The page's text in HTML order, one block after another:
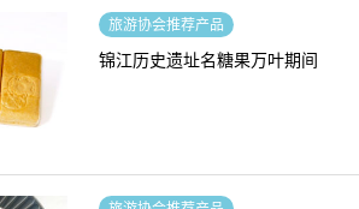
旅游协会推荐产品
锦江历史遗址名糖果万叶期间